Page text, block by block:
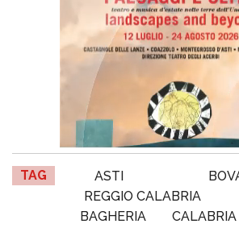
TAG ASTI
REGGIO CALABRIA
BAGHERIA
CALABRIA